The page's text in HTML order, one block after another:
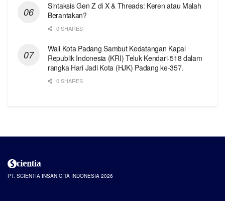
Sintaksis Gen Z di X & Threads: Keren atau Malah
Berantakan?
0 SHARES
Wali Kota Padang Sambut Kedatangan Kapal
Republik Indonesia (KRI) Teluk Kendari-518 dalam
rangka Hari Jadi Kota (HJK) Padang ke-357.
0 SHARES
PT. SCIENTIA INSAN CITA INDONESIA 2026